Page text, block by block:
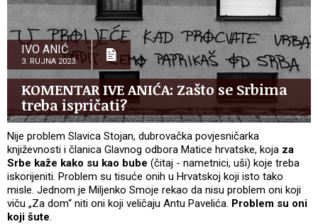
IVO ANIĆ
3. RUJNA 2023.
KOMENTAR IVE ANIĆA: Zašto se Srbima
treba ispričati?
Nije problem Slavica Stojan, dubrovačka povjesničarka
književnosti i članica Glavnog odbora Matice hrvatske, koja za
Srbe kaže kako su kao bube (čitaj - nametnici, uši) koje treba
iskorijeniti. Problem su tisuće onih u Hrvatskoj koji isto tako
misle. Jednom je Miljenko Smoje rekao da nisu problem oni koji
viču „Za dom“ niti oni koji veličaju Antu Pavelića. Problem su oni
koji šute.